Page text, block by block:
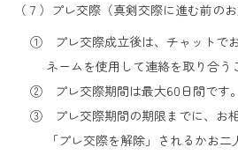
（７）プレ交際（真剣交際に進む前の
① プレ交際成立後は、チャットで
ネームを使用して連絡を取り合う
② プレ交際期間は最大60日間です。
③ プレ交際期間の期限までに、お相
「プレ交際を解除」されるかお